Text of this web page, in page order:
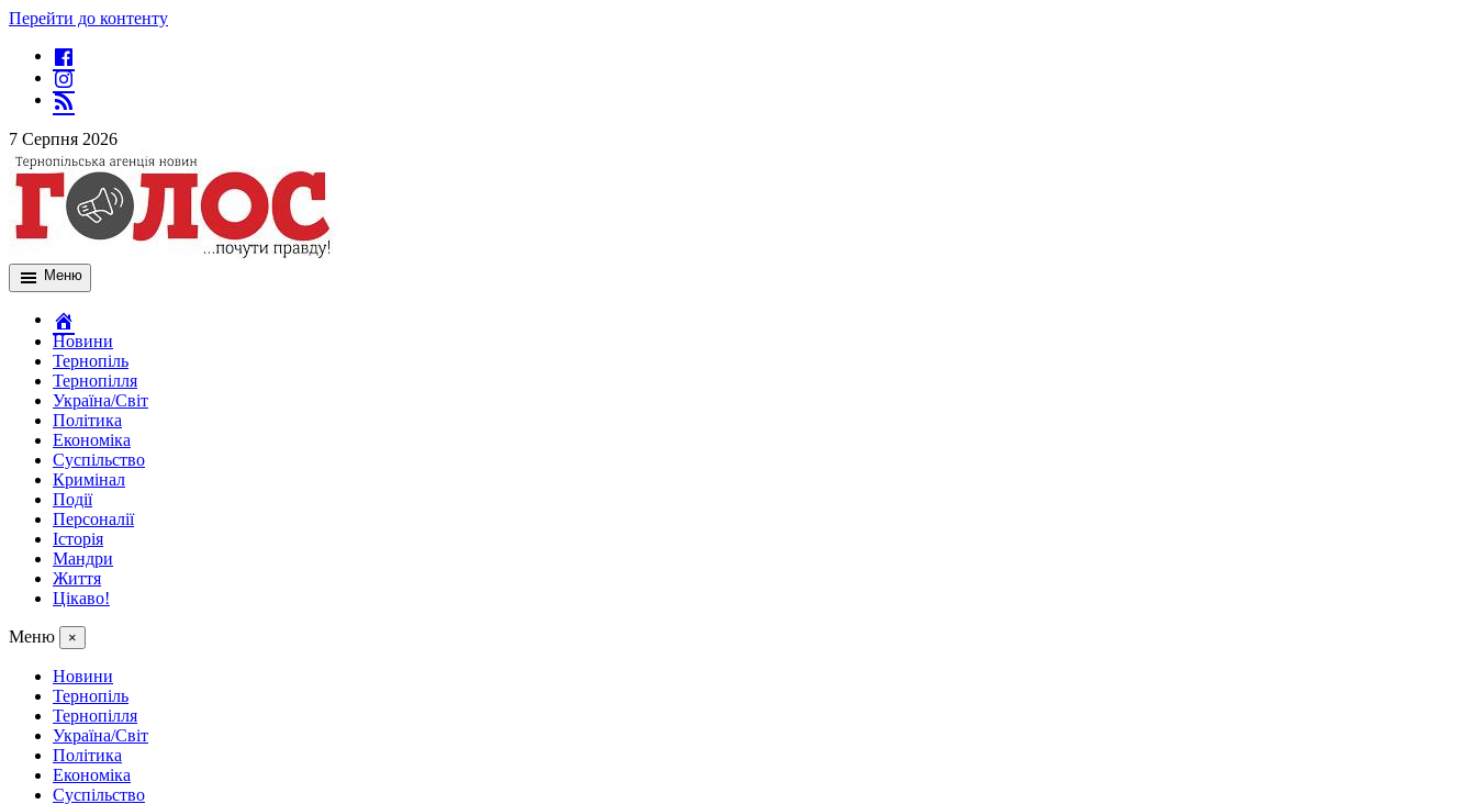
Перейти до контенту
7 Серпня 2026
Меню
Новини
Тернопіль
Тернопілля
Україна/Світ
Політика
Економіка
Суспільство
Кримінал
Події
Персоналії
Історія
Мандри
Життя
Цікаво!
Меню ×
Новини
Тернопіль
Тернопілля
Україна/Світ
Політика
Економіка
Суспільство